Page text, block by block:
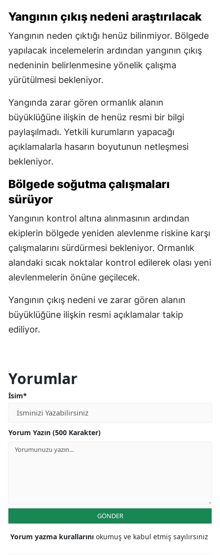
Yangının çıkış nedeni araştırılacak
Yangının neden çıktığı henüz bilinmiyor. Bölgede
yapılacak incelemelerin ardından yangının çıkış
nedeninin belirlenmesine yönelik çalışma
yürütülmesi bekleniyor.
Yangında zarar gören ormanlık alanın
büyüklüğüne ilişkin de henüz resmi bir bilgi
paylaşılmadı. Yetkili kurumların yapacağı
açıklamalarla hasarın boyutunun netleşmesi
bekleniyor.
Bölgede soğutma çalışmaları
sürüyor
Yangının kontrol altına alınmasının ardından
ekiplerin bölgede yeniden alevlenme riskine karşı
çalışmalarını sürdürmesi bekleniyor. Ormanlık
alandaki sıcak noktalar kontrol edilerek olası yeni
alevlenmelerin önüne geçilecek.
Yangının çıkış nedeni ve zarar gören alanın
büyüklüğüne ilişkin resmi açıklamalar takip
ediliyor.
Yorumlar
İsim*
Yorum Yazın (500 Karakter)
GÖNDER
Yorum yazma kurallarını okumuş ve kabul etmiş sayılırsınız